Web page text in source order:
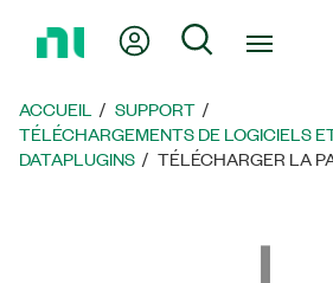
page
d’accueil
Mon compteRechercher
ACCUEIL
SUPPORT
TÉLÉCHARGEMENTS DE LOGICIELS
DATAPLUGINS
TÉLÉCHARGER LA